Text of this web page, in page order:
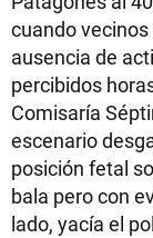
cuando
ausencia de
percibidos
Comisaría
escenario
posición fetal
bala pero con
lado, yacía el